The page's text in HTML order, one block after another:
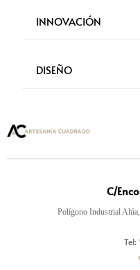
INNOVACIÓN
DISEÑO
C/
Polígono Industrial
Tel: